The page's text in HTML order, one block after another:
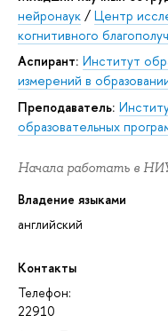
нейронаук / Центр
когнитивного
Аспирант: Институт
измерений в
Преподаватель:
образовательных
Начала работать в
Владение языками
английский
Контакты
Телефон:
22910